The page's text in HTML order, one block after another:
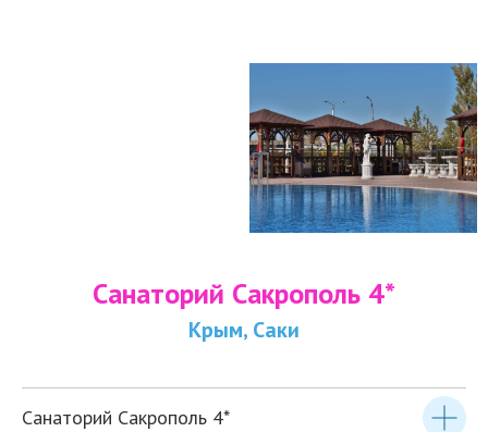
Санаторий Сакрополь 4*
Крым, Саки
Санаторий Сакрополь 4*